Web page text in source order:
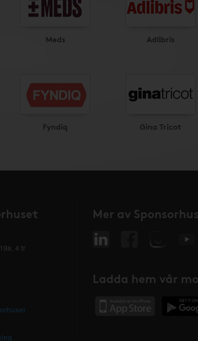
Meds Adlibris
Fyndiq Gina Tricot
4 tr
Mer av
Ladda hem vår